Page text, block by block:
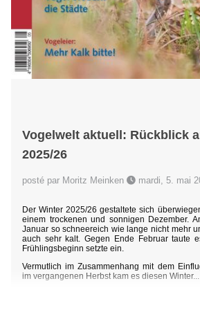
Vogelwelt aktuell: Rückblick
2025/26
posté par Moritz Meinken mardi, 5. mai
Der Winter 2025/26 gestaltete sich
einem trockenen und sonnigen Dezember.
Januar so schneereich wie lange nicht mehr
auch sehr kalt. Gegen Ende Februar taute
Frühlingsbeginn setzte ein.
Vermutlich im Zusammenhang mit dem
im vergangenen Herbst kam es diesen Winter...